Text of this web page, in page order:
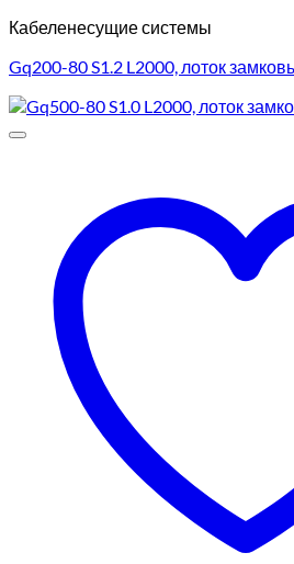
Кабеленесущие системы
Gq200-80 S1.2 L2000, лоток